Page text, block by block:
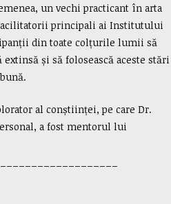
un vechi practicant în arta
principali ai Institutului
din toate colțurile lumii să
și să folosească aceste stări
al conștiinței, pe care Dr.
a fost mentorul lui